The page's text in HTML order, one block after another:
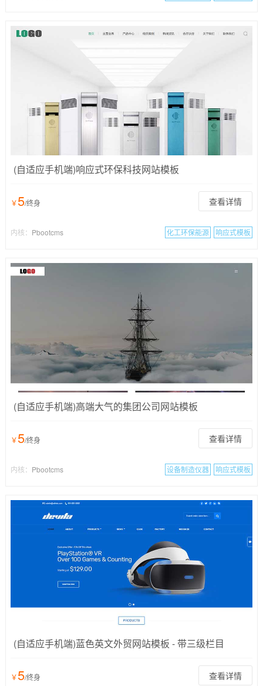
(自适应手机端)响应式环保科技网站模板
￥5/终身 查看详情
内核： Pbootcms 化工环保能源 响应式模板
(自适应手机端)高端大气的集团公司网站模板
￥5/终身 查看详情
内核： Pbootcms 设备制造仪器 响应式模板
(自适应手机端)蓝色英文外贸网站模板 - 带三级栏目
￥5/终身 查看详情